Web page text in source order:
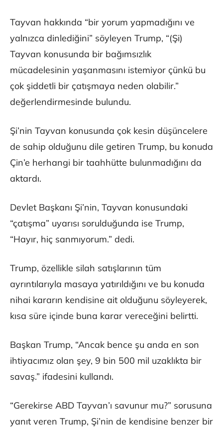
Tayvan hakkında “bir yorum yapmadığını ve
yalnızca dinlediğini” söyleyen Trump, “(Şi)
Tayvan konusunda bir bağımsızlık
mücadelesinin yaşanmasını istemiyor çünkü bu
çok şiddetli bir çatışmaya neden olabilir.”
değerlendirmesinde bulundu.
Şi’nin Tayvan konusunda çok kesin düşüncelere
de sahip olduğunu dile getiren Trump, bu konuda
Çin’e herhangi bir taahhütte bulunmadığını da
aktardı.
Devlet Başkanı Şi’nin, Tayvan konusundaki
“çatışma” uyarısı sorulduğunda ise Trump,
“Hayır, hiç sanmıyorum.” dedi.
Trump, özellikle silah satışlarının tüm
ayrıntılarıyla masaya yatırıldığını ve bu konuda
nihai kararın kendisine ait olduğunu söyleyerek,
kısa süre içinde buna karar vereceğini belirtti.
Başkan Trump, “Ancak bence şu anda en son
ihtiyacımız olan şey, 9 bin 500 mil uzaklıkta bir
savaş.” ifadesini kullandı.
“Gerekirse ABD Tayvan’ı savunur mu?” sorusuna
yanıt veren Trump, Şi’nin de kendisine benzer bir